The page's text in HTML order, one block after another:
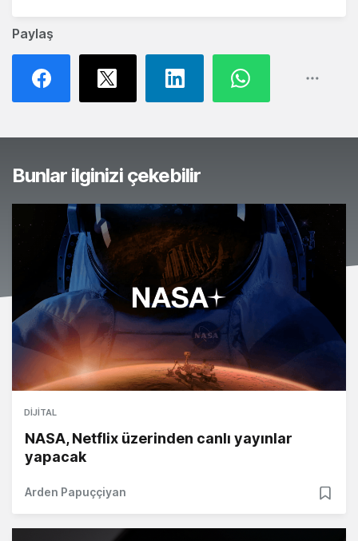
Paylaş
Bunlar ilginizi çekebilir
DIJITAL
NASA, Netflix üzerinden canlı yayınlar
yapacak
Arden Papuççiyan